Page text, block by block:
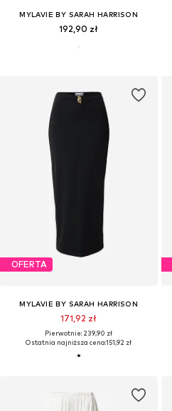
MYLAVIE BY SARAH HARRISON
192,90 zł
OFERTA
MYLAVIE BY SARAH HARRISON
171,92 zł
Pierwotnie: 239,90 zł
Ostatnia najniższa cena:151,92 zł